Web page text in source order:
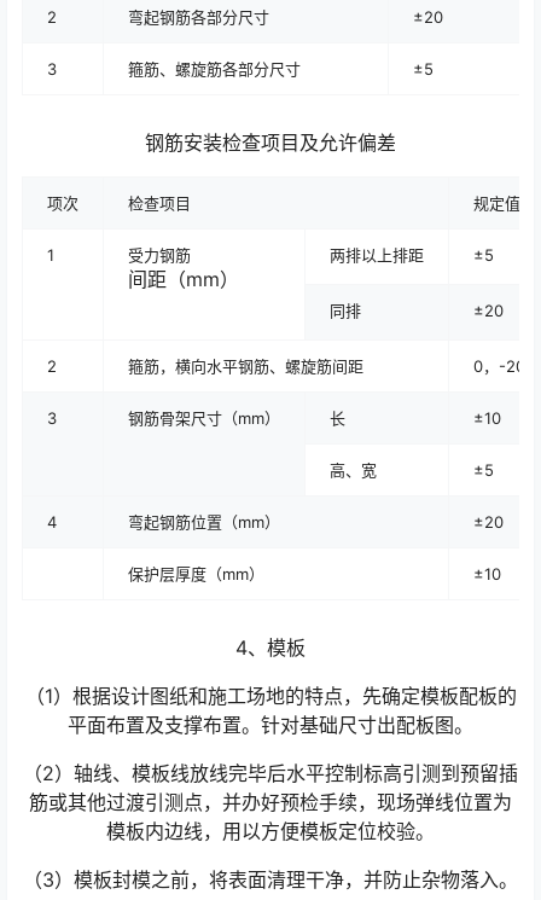
2 弯起钢筋各部分尺寸 ±20
3 箍筋、螺旋筋各部分尺寸 ±5
钢筋安装检查项目及允许偏差
项次 检查项目 规定值或
1 受力钢筋
间距（mm）
两排以上排距 ±5
同排 ±20
2 箍筋，横向水平钢筋、螺旋筋间距 0，-20
3 钢筋骨架尺寸（mm） 长 ±10
高、宽 ±5
4 弯起钢筋位置（mm） ±20
保护层厚度（mm） ±10
4、模板
（1）根据设计图纸和施工场地的特点，先确定模板配板的
平面布置及支撑布置。针对基础尺寸出配板图。
（2）轴线、模板线放线完毕后水平控制标高引测到预留插
筋或其他过渡引测点，并办好预检手续，现场弹线位置为
模板内边线，用以方便模板定位校验。
（3）模板封模之前，将表面清理干净，并防止杂物落入。